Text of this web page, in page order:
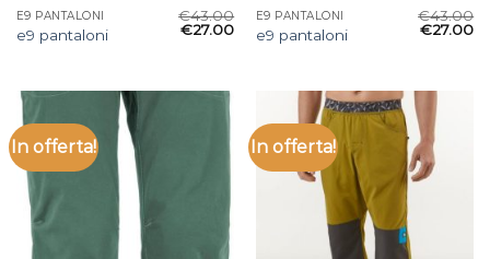
E9 PANTALONI
e9 pantaloni
€43.00
€27.00
E9 PANTALONI
e9 pantaloni
€43.00
€27.00
In offerta! In offerta!